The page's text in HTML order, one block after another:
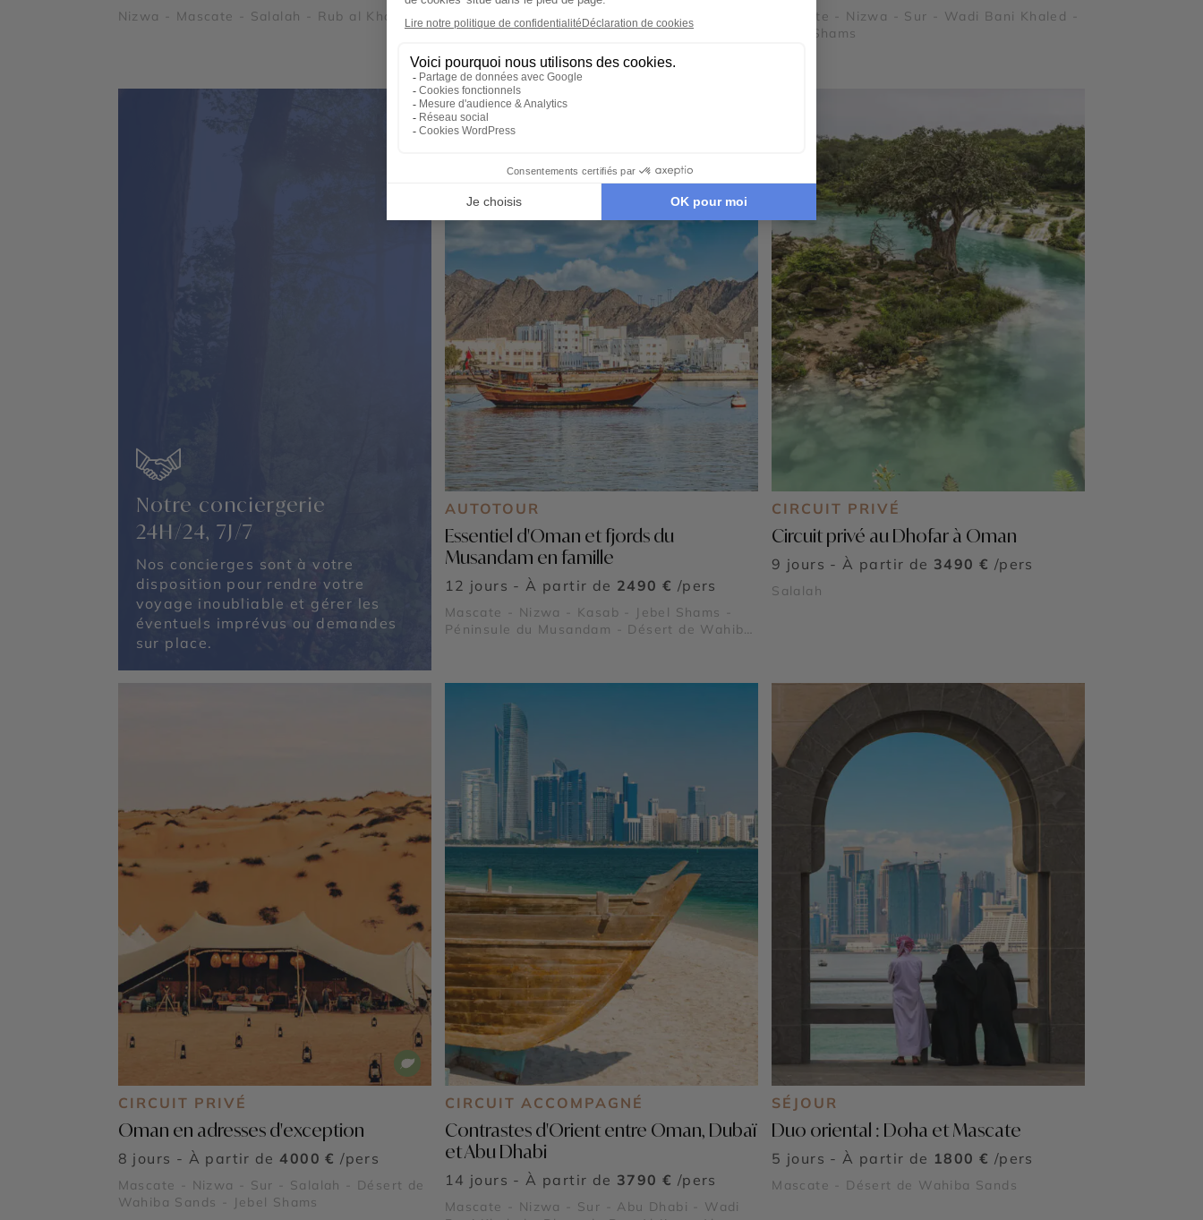
Nizwa - Mascate - Salalah - Rub al Khali 14 jours - À partir de
Désert de Wahiba Sands
Mascate - Nizwa - Sur - Wadi Bani Khaled -
Jebel Shams
Notre conciergerie
24H/24, 7J/7
Nos concierges sont à votre
disposition pour rendre votre
voyage inoubliable et gérer les
éventuels imprévus ou demandes
sur place.
AUTOTOUR
Essentiel d'Oman et fjords du
Musandam en famille
12 jours - À partir de 2490 € /pers
Mascate - Nizwa - Kasab - Jebel Shams -
Péninsule du Musandam - Désert de Wahiba
CIRCUIT PRIVÉ
Circuit privé au Dhofar à Oman
9 jours - À partir de 3490 € /pers
Salalah
CIRCUIT PRIVÉ
Oman en adresses d'exception
8 jours - À partir de 4000 € /pers
Mascate - Nizwa - Sur - Salalah - Désert de
Wahiba Sands - Jebel Shams
CIRCUIT ACCOMPAGNÉ
Contrastes d'Orient entre Oman, Dubaï
et Abu Dhabi
14 jours - À partir de 3790 € /pers
Mascate - Nizwa - Sur - Abu Dhabi - Wadi
SÉJOUR
Duo oriental : Doha et Mascate
5 jours - À partir de 1800 € /pers
Mascate - Désert de Wahiba Sands